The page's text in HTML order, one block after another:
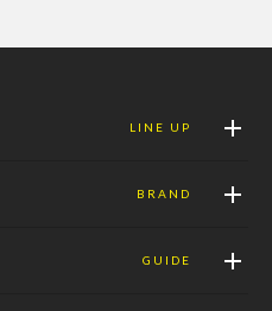
LINE UP
BRAND
GUIDE